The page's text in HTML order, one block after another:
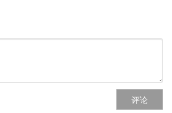
评论